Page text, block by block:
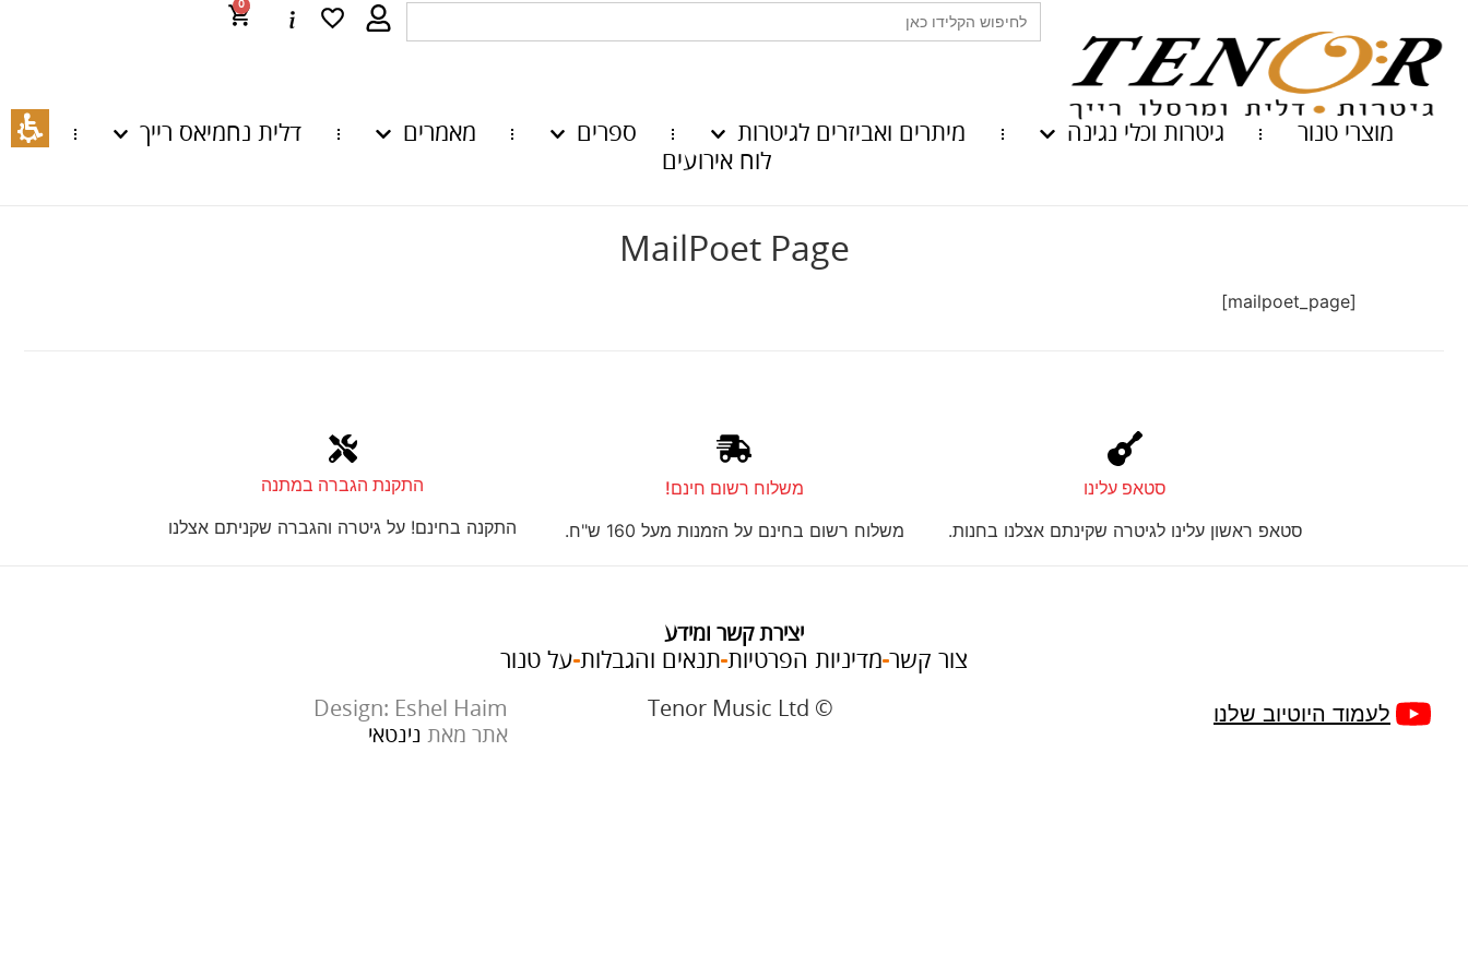
Search
for:
0
מוצרי טנור גיטרות וכלי נגינה מיתרים ואביזרים לגיטרות ספרים מאמרים
דלית נחמיאס רייך
לוח אירועים
MailPoet Page
[mailpoet_page]
סטאפ עלינו
סטאפ ראשון עלינו לגיטרה שקינתם אצלנו בחנות.
משלוח רשום חינם!
משלוח רשום בחינם על הזמנות מעל 160 ש"ח.
התקנת הגברה במתנה
התקנה בחינם! על גיטרה והגברה שקניתם אצלנו
יצירת קשר ומידע
צור קשר מדיניות הפרטיות תנאים והגבלות על טנור
לעמוד היוטיוב שלנו © Tenor Music Ltd
Design: Eshel Haim
אתר מאת נינטאי